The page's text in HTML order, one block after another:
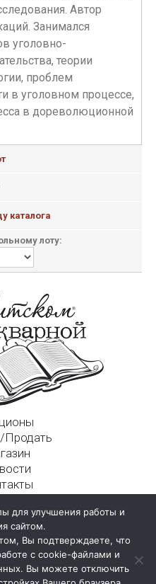
Автор
Занимался
уголовно-
теории
проблем
в уголовном процессе,
в дореволюционной
каталога
лоту:
Продать
пер., д. 4а, стр. 1
для улучшения работы и
сайтом.
Вы подтверждаете, что
с cookie-файлами и
Вы можете отключить